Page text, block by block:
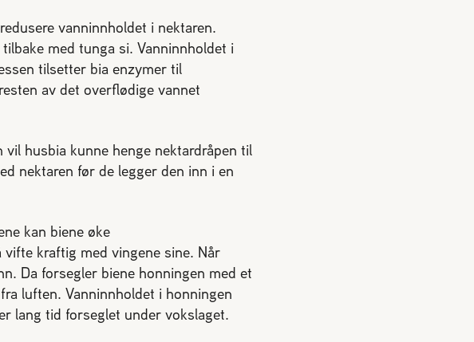
vanninnholdet i nektaren.
med tunga si. Vanninnholdet i
tilsetter bia enzymer til
av det overflødige vannet
husbia kunne henge nektardråpen til
nektaren før de legger den inn i en
kan biene øke
kraftig med vingene sine. Når
Da forsegler biene honningen med et
luften. Vanninnholdet i honningen
lang tid forseglet under vokslaget.